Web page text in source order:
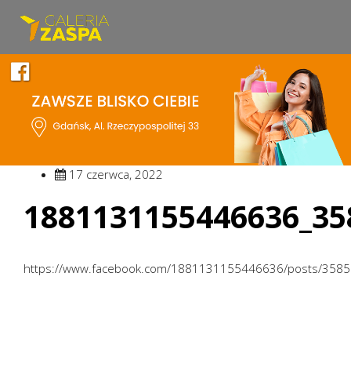
17 czerwca, 2022
https://www.facebook.com/1881131155446636/posts/